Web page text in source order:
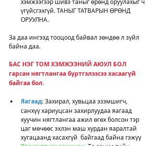
үгүйсгэхгүй. ТАНЫГ ТАТВАРЫН ӨРӨНД
ОРУУЛНА.
За даа ингээд тооцоод байвал зөндөө л зүйл
байна даа.
БАС НЭГ ТОМ ХЭМЖЭЭНИЙ АЮУЛ БОЛ
гарсан нягтлангаа бүртгэлээсээ хасаагүй
байгаа бол.
Яагаад: Захирал, хувьцаа эзэмшигч,
санхүү хариуцсан захирлуудаа яагаад
хуучин нягтлангаа ажил өгөх болсон тэр
цаг мөчөөс эхлэн маш хурдан яаралтай
хугацаанд хасахгүй  байгаад байна гэжүү
Хариулт их амархан . Та санхүүгийн